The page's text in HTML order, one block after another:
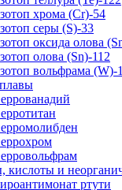
хрома (Cr)-54
серы (S)-33
оксида олова
олова (Sn)-112
вольфрама (W)-
кислоты и
ртути